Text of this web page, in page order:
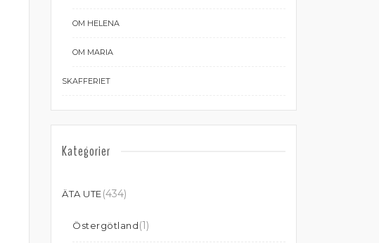
OM HELENA
OM MARIA
SKAFFERIET
Kategorier
ÄTA UTE(434)
Östergötland(1)